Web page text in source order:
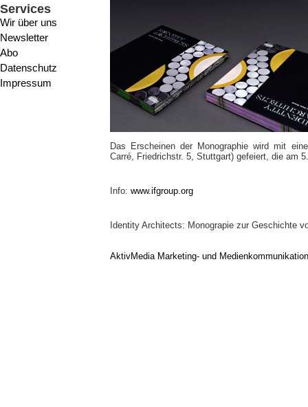
Services
Wir über uns
Newsletter
Abo
Datenschutz
Impressum
Das Erscheinen der Monographie wird mit
Carré, Friedrichstr. 5, Stuttgart) gefeiert, die am
Info: www.ifgroup.org
Identity Architects: Monograpie zur Geschichte
AktivMedia Marketing- und